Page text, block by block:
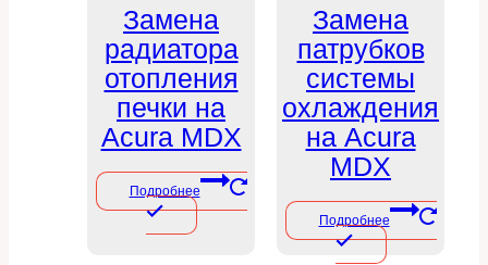
Замена
радиатора
отопления
печки на
Acura MDX
Подробнее
Замена
патрубков
системы
охлаждения
на Acura
MDX
Подробнее